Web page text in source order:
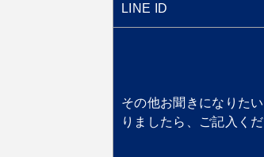
LINE ID
その他お聞きになりた
りましたら、ご記入く